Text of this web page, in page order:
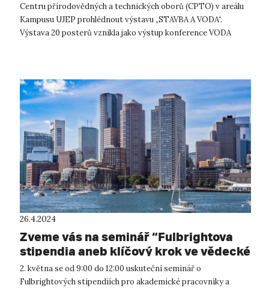
Centru přírodovědných a technických oborů (CPTO) v areálu
Kampusu UJEP prohlédnout výstavu „STAVBA A VODA“.
Výstava 20 posterů vznikla jako výstup konference VODA
26.4.2024
Zveme vás na seminář “Fulbrightova
stipendia aneb klíčový krok ve vědecké
kariéře”
2. května se od 9:00 do 12:00 uskuteční seminář o
Fulbrightových stipendiích pro akademické pracovníky a